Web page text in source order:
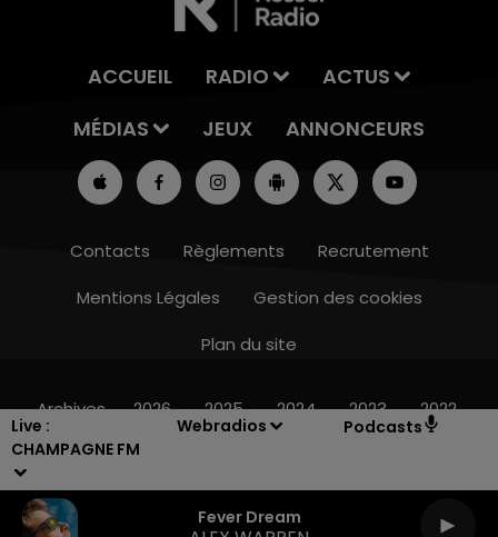
Live :
CHAMPAGNE FM
Webradios Podcasts
Fever Dream
10h00 - 14h00
ACCUEIL RADIO
ACTUS
MÉDIAS
JEUX ANNONCEURS
Contacts Règlements
Recrutement
Mentions Légales
Gestion des cookies
Plan du site
Archives 2026 2025 2024 2023 2022